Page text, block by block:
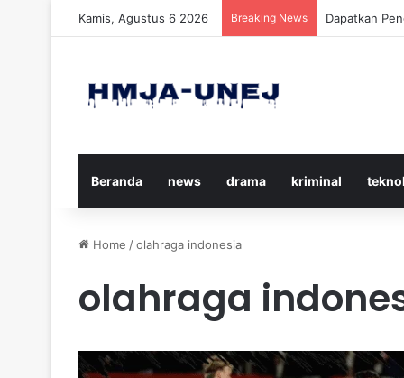
Kamis, Agustus 6 2026 Breaking News Cara Efektif
Beranda news drama kriminal
Home /olahraga indonesia
olahraga